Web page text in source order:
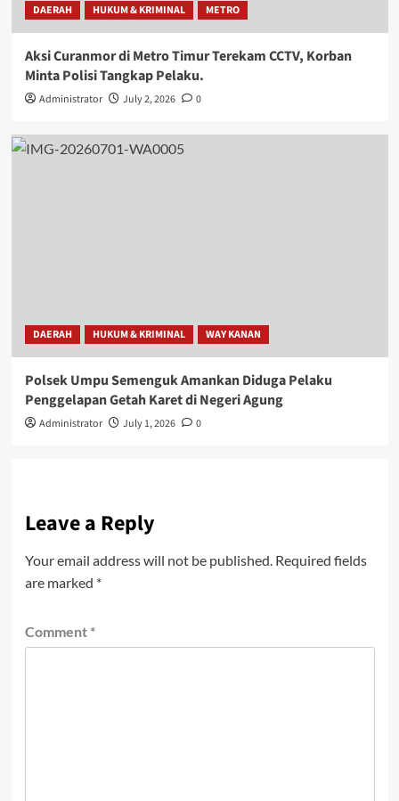
DAERAH HUKUM & KRIMINAL METRO
Aksi Curanmor di Metro Timur Terekam CCTV, Korban
Minta Polisi Tangkap Pelaku.
Administrator July 2, 2026 0
DAERAH HUKUM & KRIMINAL WAY KANAN
Polsek Umpu Semenguk Amankan Diduga Pelaku
Penggelapan Getah Karet di Negeri Agung
Administrator July 1, 2026 0
Leave a Reply
Your email address will not be published. Required fields
are marked *
Comment *